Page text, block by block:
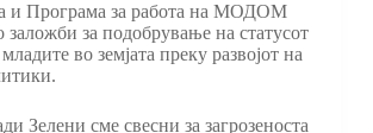
и Програма за работа на МОДОМ
заложби за подобрување на статусот
во земјата преку развојот на
Зелени сме свесни за загрозеноста